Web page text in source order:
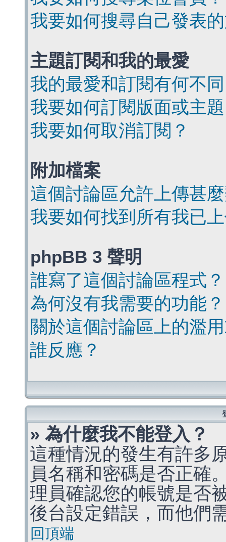
我要如何搜尋自己發表
主題訂閱和我的最愛
我的最愛和訂閱有何不
我要如何訂閱版面或主
我要如何取消訂閱？
附加檔案
這個討論區允許上傳甚
我要如何找到所有我已
phpBB 3 聲明
誰寫了這個討論區程式？
為何沒有我需要的功能？
關於這個討論區上的濫
誰反應？
» 為什麼我不能登入？
這種情況的發生有許多
員名稱和密碼是否正確
理員確認您的帳號是否
後台設定錯誤，而他們
回頂端